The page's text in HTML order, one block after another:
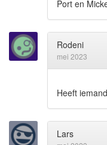
Port en
Rodeni
mei 2023
Heeft
Lars